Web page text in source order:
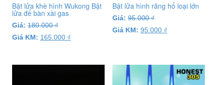
Bật lửa hình răng hổ loại lớn
Giá: 95.000₫
Giá KM: 95.000 ₫